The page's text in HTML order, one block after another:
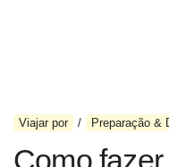
Viajar por Preparação &
Como